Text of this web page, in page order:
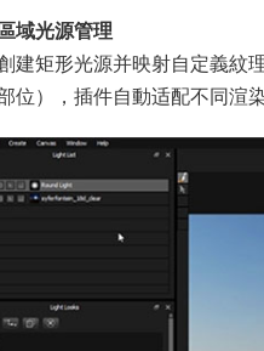
域光源管理​
建矩形光源并映射自定義紋
位），插件自動适配不同渲